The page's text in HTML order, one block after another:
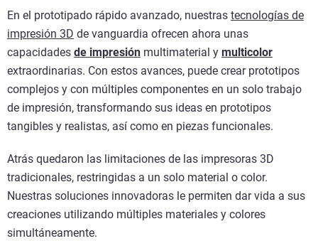
En el prototipado rápido avanzado, nuestras tecnologías de
impresión 3D de vanguardia ofrecen ahora unas
capacidades de impresión multimaterial y multicolor
extraordinarias. Con estos avances, puede crear prototipos
complejos y con múltiples componentes en un solo trabajo
de impresión, transformando sus ideas en prototipos
tangibles y realistas, así como en piezas funcionales.
Atrás quedaron las limitaciones de las impresoras 3D
tradicionales, restringidas a un solo material o color.
Nuestras soluciones innovadoras le permiten dar vida a sus
creaciones utilizando múltiples materiales y colores
simultáneamente.